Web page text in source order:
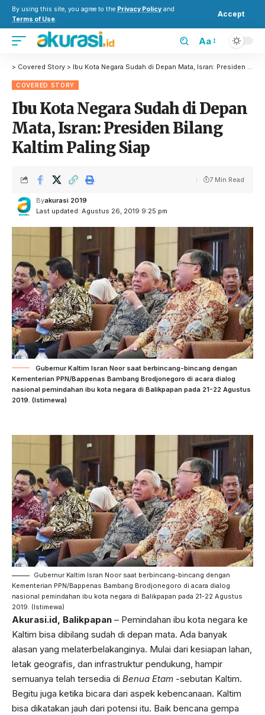
By using this site, you agree to the Privacy Policy and
Terms of Use.
Accept
Aa
> Covered Story > Ibu Kota Negara Sudah di Depan Mata, Isran: Presiden Bilang Kaltim Paling Siap
COVERED STORY
Ibu Kota Negara Sudah di Depan
Mata, Isran: Presiden Bilang
Kaltim Paling Siap
Last updated: Agustus 26, 2019 9:25 pm
Byakurasi 2019
7 Min Read
Gubernur Kaltim Isran Noor saat berbincang-bincang dengan
Kementerian PPN/Bappenas Bambang Brodjonegoro di acara dialog
nasional pemindahan ibu kota negara di Balikpapan pada 21-22 Agustus
2019. (Istimewa)
Gubernur Kaltim Isran Noor saat berbincang-bincang dengan
Kementerian PPN/Bappenas Bambang Brodjonegoro di acara dialog
nasional pemindahan ibu kota negara di Balikpapan pada 21-22 Agustus
2019. (Istimewa)
Akurasi.id, Balikpapan – Pemindahan ibu kota negara ke
Kaltim bisa dibilang sudah di depan mata. Ada banyak
alasan yang melaterbelakanginya. Mulai dari kesiapan lahan,
letak geografis, dan infrastruktur pendukung, hampir
semuanya telah tersedia di Benua Etam -sebutan Kaltim.
Begitu juga ketika bicara dari aspek kebencanaan. Kaltim
bisa dikatakan jauh dari potensi itu. Baik bencana gempa